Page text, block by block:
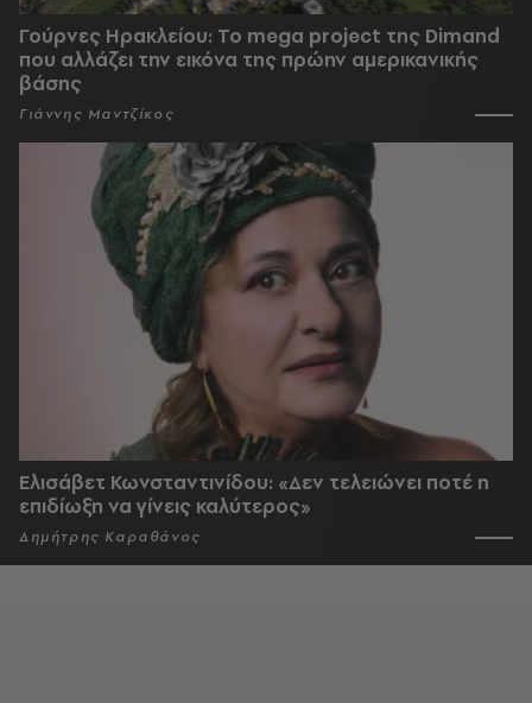
Γούρνες Ηρακλείου: To mega project της Dimand
που αλλάζει την εικόνα της πρώην αμερικανικής
βάσης
Γιάννης Μαντζίκος
Ελισάβετ Κωνσταντινίδου: «Δεν τελειώνει ποτέ η
επιδίωξη να γίνεις καλύτερος»
Δημήτρης Καραθάνος